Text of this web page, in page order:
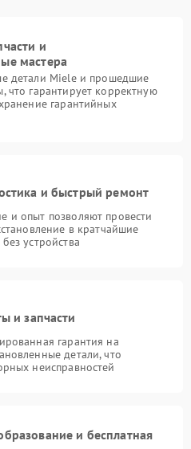
и
мастера
детали Miele и прошедшие
что гарантирует корректную
гарантийных
и быстрый ремонт
и опыт позволяют провести
в кратчайшие
устройства
и запчасти
гарантия на
детали, что
неисправностей
и бесплатная